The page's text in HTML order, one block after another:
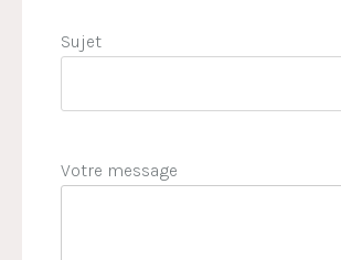
Sujet
Votre message